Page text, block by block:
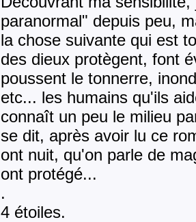
paranormal" depuis peu,
la chose suivante qui est
des dieux protègent, font
poussent le tonnerre,
etc... les humains qu'ils
connaît un peu le milieu
se dit, après avoir lu ce
ont nuit, qu'on parle de
ont protégé...
.
4 étoiles.